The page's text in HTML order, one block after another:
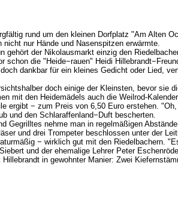
rund um den kleinen Dorfplatz "Am Alten
nur Hände und Nasenspitzen erwärmte.
der Nikolausmarkt einzig den
schon die "Heide−rauen" Heidi
dankbar für ein kleines Gedicht oder Lied,
doch einige der Kleinsten, bevor sie
mit den Heidemädels auch die Weilrod-
ergibt − zum Preis von 6,50 Euro erstehen.
und den Schlaraffenland−Duft bescherten.
Gegrilltes nehme man in regelmäßigen
und drei Trompeter beschlossen unter der
− wirklich gut mit den Riedelbachern.
und der ehemalige Lehrer Peter
in gewohnter Manier: Zwei